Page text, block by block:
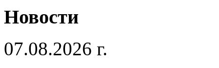
Новости
07.08.2026 г.